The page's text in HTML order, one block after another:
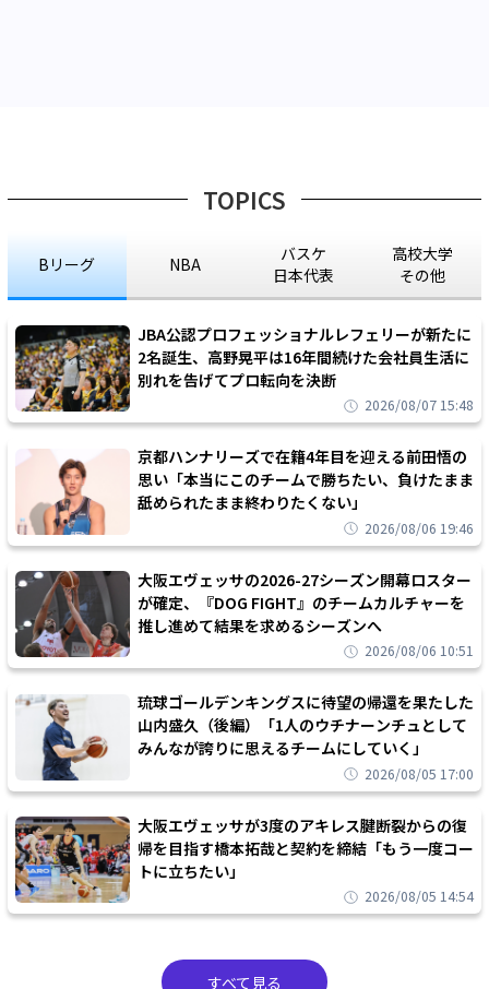
TOPICS
Bリーグ NBA
バスケ
日本代表
高校大学
その他
JBA公認プロフェッショナルレフェリーが新たに
2名誕生、高野晃平は16年間続けた会社員生活に
別れを告げてプロ転向を決断
2026/08/07 15:48
京都ハンナリーズで在籍4年目を迎える前田悟の
思い「本当にこのチームで勝ちたい、負けたまま
舐められたまま終わりたくない」
2026/08/06 19:46
大阪エヴェッサの2026-27シーズン開幕ロスター
が確定、『DOG FIGHT』のチームカルチャーを
推し進めて結果を求めるシーズンへ
2026/08/06 10:51
琉球ゴールデンキングスに待望の帰還を果たした
山内盛久（後編）「1人のウチナーンチュとして
みんなが誇りに思えるチームにしていく」
2026/08/05 17:00
大阪エヴェッサが3度のアキレス腱断裂からの復
帰を目指す橋本拓哉と契約を締結「もう一度コー
トに立ちたい」
2026/08/05 14:54
すべて見る